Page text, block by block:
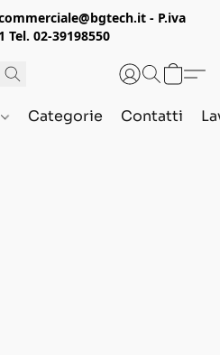
- P.iva
Tel. 02-39198550
Categorie Contatti